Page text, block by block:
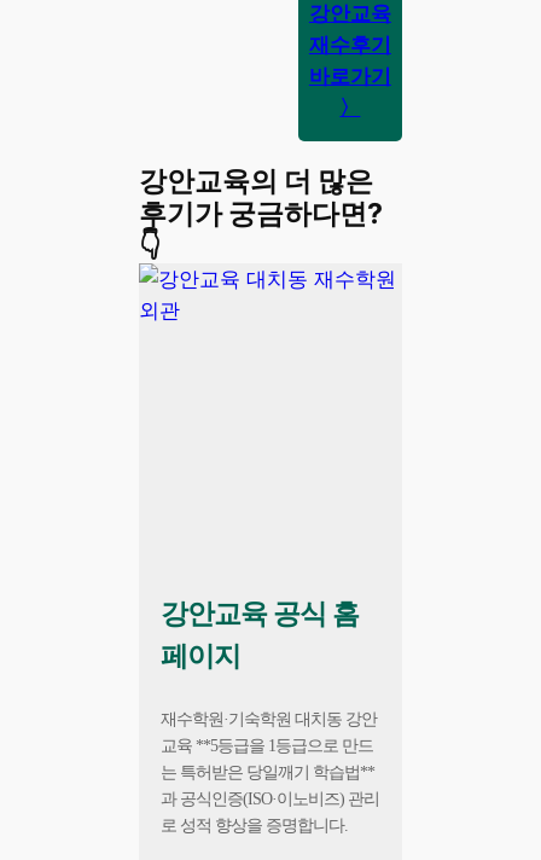
강안교육
재수후기
바로가기
〉
강안교육의 더 많은
후기가 궁금하다면?
👇
강안교육 공식 홈
페이지
재수학원·기숙학원 대치동 강안
교육 **5등급을 1등급으로 만드
는 특허받은 당일깨기 학습법**
과 공식인증(ISO·이노비즈) 관리
로 성적 향상을 증명합니다.